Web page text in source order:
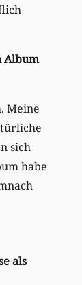
Album
Meine
sich
habe
als